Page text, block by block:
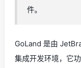
件。
GoLand 是由
集成开发环境，它